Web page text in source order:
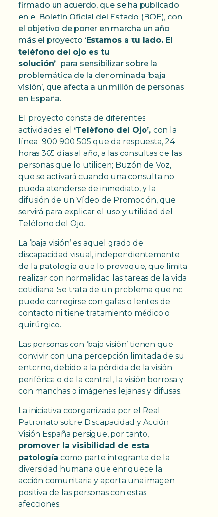
firmado un acuerdo, que se ha publicado
en el Boletín Oficial del Estado (BOE), con
el objetivo de poner en marcha un año
más el proyecto ‘Estamos a tu lado. El
teléfono del ojo es tu
solución’ para sensibilizar sobre la
problemática de la denominada ‘baja
visión’, que afecta a un millón de personas
en España.
El proyecto consta de diferentes
actividades: el ‘Teléfono del Ojo’, con la
línea 900 900 505 que da respuesta, 24
horas 365 días al año, a las consultas de las
personas que lo utilicen; Buzón de Voz,
que se activará cuando una consulta no
pueda atenderse de inmediato, y la
difusión de un Vídeo de Promoción, que
servirá para explicar el uso y utilidad del
Teléfono del Ojo.
La ‘baja visión’ es aquel grado de
discapacidad visual, independientemente
de la patología que lo provoque, que limita
realizar con normalidad las tareas de la vida
cotidiana. Se trata de un problema que no
puede corregirse con gafas o lentes de
contacto ni tiene tratamiento médico o
quirúrgico.
Las personas con ‘baja visión’ tienen que
convivir con una percepción limitada de su
entorno, debido a la pérdida de la visión
periférica o de la central, la visión borrosa y
con manchas o imágenes lejanas y difusas.
La iniciativa coorganizada por el Real
Patronato sobre Discapacidad y Acción
Visión España persigue, por tanto,
promover la visibilidad de esta
patología como parte integrante de la
diversidad humana que enriquece la
acción comunitaria y aporta una imagen
positiva de las personas con estas
afecciones.